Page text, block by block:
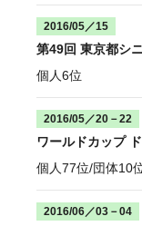
2016/05／15
第49回 東京都シ
個人6位
2016/05／20－22
ワールドカップ
個人77位/団体10
2016/06／03－04